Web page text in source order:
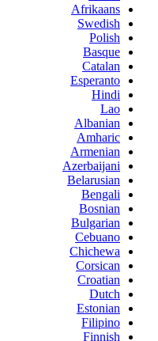
Afrikaans
Swedish
Polish
Basque
Catalan
Esperanto
Hindi
Lao
Albanian
Amharic
Armenian
Azerbaijani
Belarusian
Bengali
Bosnian
Bulgarian
Cebuano
Chichewa
Corsican
Croatian
Dutch
Estonian
Filipino
Finnish